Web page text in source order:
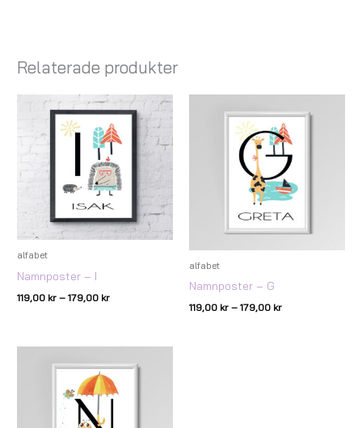
Relaterade produkter
alfabet
Namnposter – I
119,00 kr – 179,00 kr
Prisintervall:
119,00 kr
till
179,00 kr
alfabet
Namnposter – G
119,00 kr – 179,00 kr
119,00 kr
till
179,00 kr
119,00 kr
till
179,00 kr